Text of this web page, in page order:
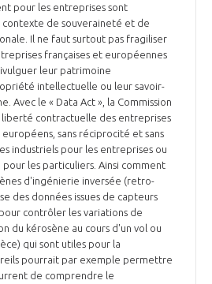
ET COHÉRENT
?
AÉRONAUTIQUE ET SPATIALE
AÉRONAUTIQUE ET SPATIALE
SUR LES RELATIONS ENTRE
ET FOURNISSEURS
FILIÈRE AÉRONAUTIQUE ET SPATIALE
MÉDIATEUR DE LA FILIÈRE
pour les entreprises sont
contexte de souveraineté et de
Il ne faut surtout pas fragiliser
françaises et européennes
leur patrimoine
intellectuelle ou leur savoir-
Avec le « Data Act », la Commission
contractuelle des entreprises
sans réciprocité et sans
industriels pour les entreprises ou
les particuliers. Ainsi comment
d'ingénierie inversée (retro-
des données issues de capteurs
contrôler les variations de
du kérosène au cours d'un vol ou
qui sont utiles pour la
pourrait par exemple permettre
de comprendre le
d'adhérer au GIFAS.
données sectorielles,
...
D’ADHÉSION